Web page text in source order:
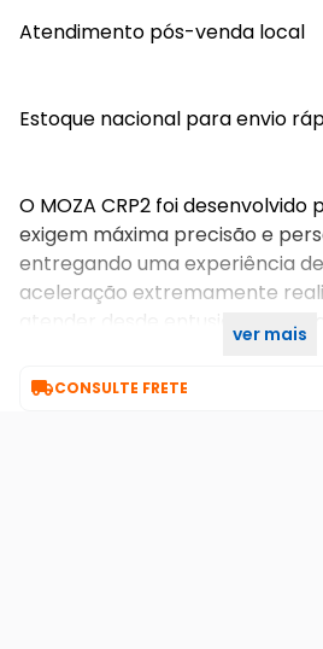
Atendimento pós-venda local
Estoque nacional para envio
O MOZA CRP2 foi desenvolvido
exigem máxima precisão e
entregando uma experiência
aceleração extremamente
atender desde entusiastas até
ver mais
CONSULTE FRETE